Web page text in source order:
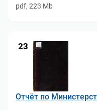
pdf, 223 Mb
23
Отчёт по